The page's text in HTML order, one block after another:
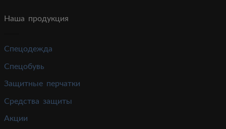
Наша продукция
Спецодежда
Спецобувь
Защитные перчатки
Средства защиты
Акции